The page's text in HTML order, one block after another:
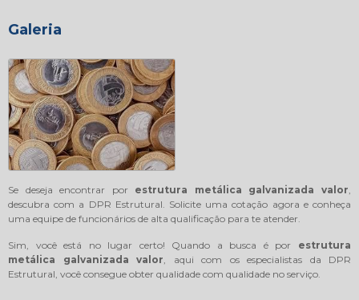
Galeria
Se deseja encontrar por estrutura metálica galvanizada valor
descubra com a DPR Estrutural. Solicite uma cotação agora e conheça
uma equipe de funcionários de alta qualificação para te atender.
Sim, você está no lugar certo! Quando a busca é por estrutura
metálica galvanizada valor , aqui com os especialistas da DPR
Estrutural, você consegue obter qualidade com qualidade no serviço.